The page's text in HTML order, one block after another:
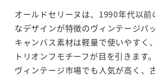
オールドセリーヌは、1990年代以前
なデザインが特徴のヴィンテージバッ
キャンバス素材は軽量で使いやすく
トリオンフモチーフが目を引きます。
ヴィンテージ市場でも人気が高く、